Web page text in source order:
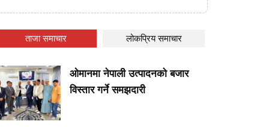
ताजा समाचार लोकप्रिय समाचार
ओमानमा नेपाली उत्पादनको बजार
विस्तार गर्ने समझदारी